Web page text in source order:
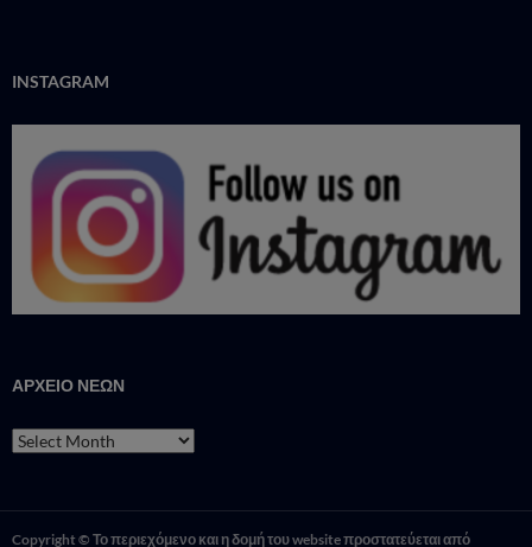
INSTAGRAM
ΑΡΧΕΙΟ ΝΕΩΝ
ΑΡΧΕΙΟ
ΝΕΩΝ
Copyright © Το περιεχόμενο και η δομή του website προστατεύεται από